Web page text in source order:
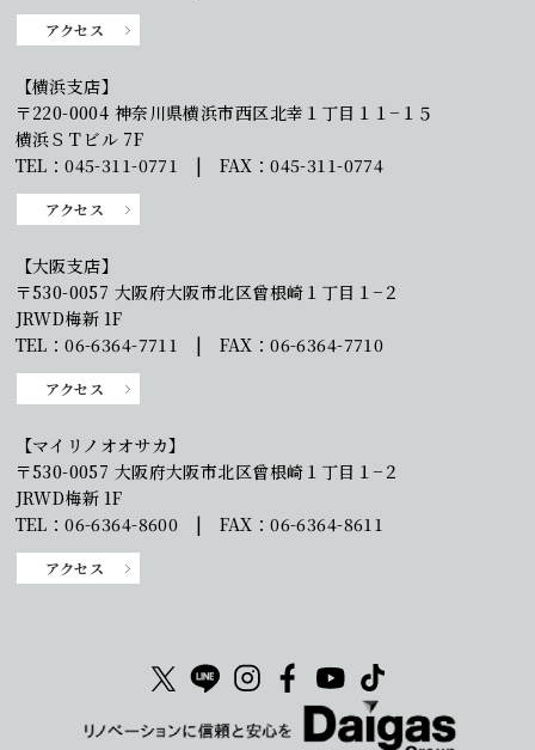
アクセス
【横浜支店】
〒220-0004 神奈川県横浜市西区北幸１丁目１１−１５
横浜ＳＴビル 7F
TEL：045-311-0771 | FAX：045-311-0774
アクセス
【大阪支店】
〒530-0057 大阪府大阪市北区曾根崎１丁目１−２
JRWD梅新 1F
TEL：06-6364-7711 | FAX：06-6364-7710
アクセス
【マイリノオオサカ】
〒530-0057 大阪府大阪市北区曾根崎１丁目１−２
JRWD梅新 1F
TEL：06-6364-8600 | FAX：06-6364-8611
アクセス